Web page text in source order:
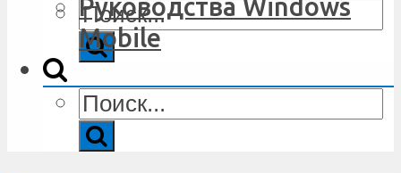
Руководства Windows
Mobile